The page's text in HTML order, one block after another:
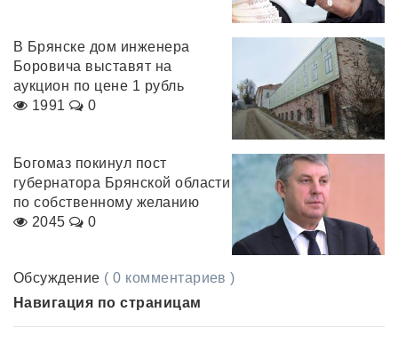
В Брянске дом инженера
Боровича выставят на
аукцион по цене 1 рубль
1991
0
Богомаз покинул пост
губернатора Брянской области
по собственному желанию
2045
0
Обсуждение ( 0 комментариев )
Навигация по страницам